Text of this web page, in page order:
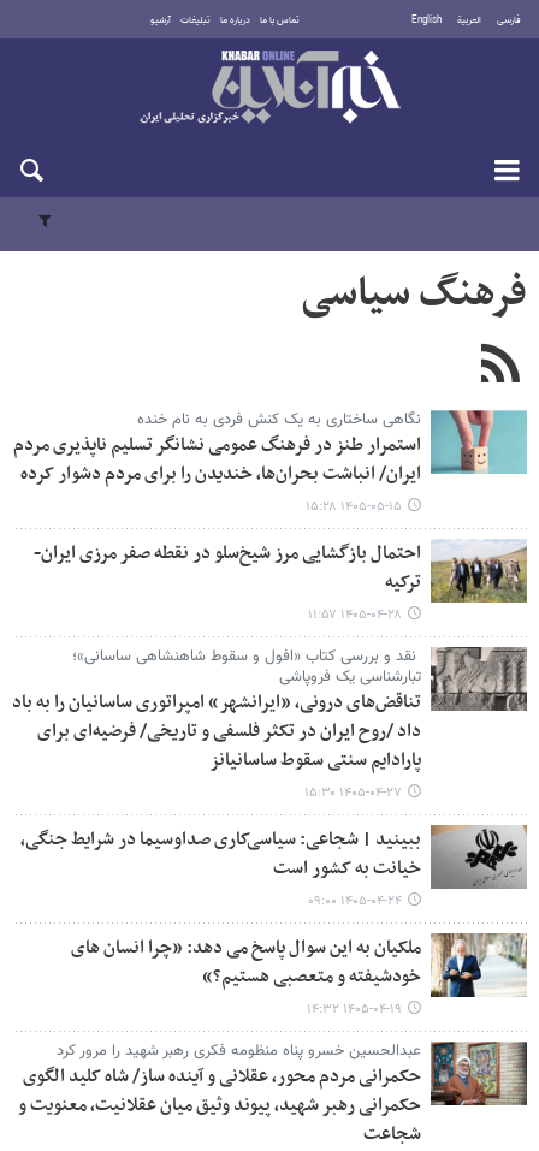
فارسی العربية English تماس با ما درباره ما تبلیغات آرشیو
جمعه ۱۶ مرداد ۱۴۰۵
فرهنگ سیاسی
نگاهی ساختاری به یک کنش فردی به نام خنده
استمرار طنز در فرهنگ عمومی نشانگر تسلیم ناپذیری مردم
ایران/ انباشت بحران‌ها، خندیدن را برای مردم دشوار کرده
۱۴۰۵-۰۵-۱۵ ۱۵:۲۸
احتمال بازگشایی مرز شیخ‌سلو در نقطه صفر مرزی ایران-
ترکیه
۱۴۰۵-۰۴-۲۸ ۱۱:۵۷
نقد و بررسی کتاب «افول و سقوط شاهنشاهی ساسانی»؛
تبارشناسی یک فروپاشی
تناقض‌های درونی، «ایرانشهر» امپراتوری ساسانیان را به باد
داد /روح ایران در تکثر فلسفی و تاریخی/ فرضیه‌ای برای
پارادایم سنتی سقوط ساسانیانز
۱۴۰۵-۰۴-۲۷ ۱۵:۳۰
ببینید | شجاعی: سیاسی‌کاری صداوسیما در شرایط جنگی،
خیانت به کشور است
۱۴۰۵-۰۴-۲۴ ۰۹:۰۰
ملکیان به این سوال پاسخ می دهد: «چرا انسان های
خودشیفته و متعصبی هستیم؟»
۱۴۰۵-۰۴-۱۹ ۱۴:۳۲
عبدالحسین خسرو پناه منظومه فکری رهبر شهید را مرور کرد
حکمرانی مردم محور، عقلانی و آینده ساز/ شاه کلید الگوی
حکمرانی رهبر شهید، پیوند وثیق میان عقلانیت، معنویت و
شجاعت